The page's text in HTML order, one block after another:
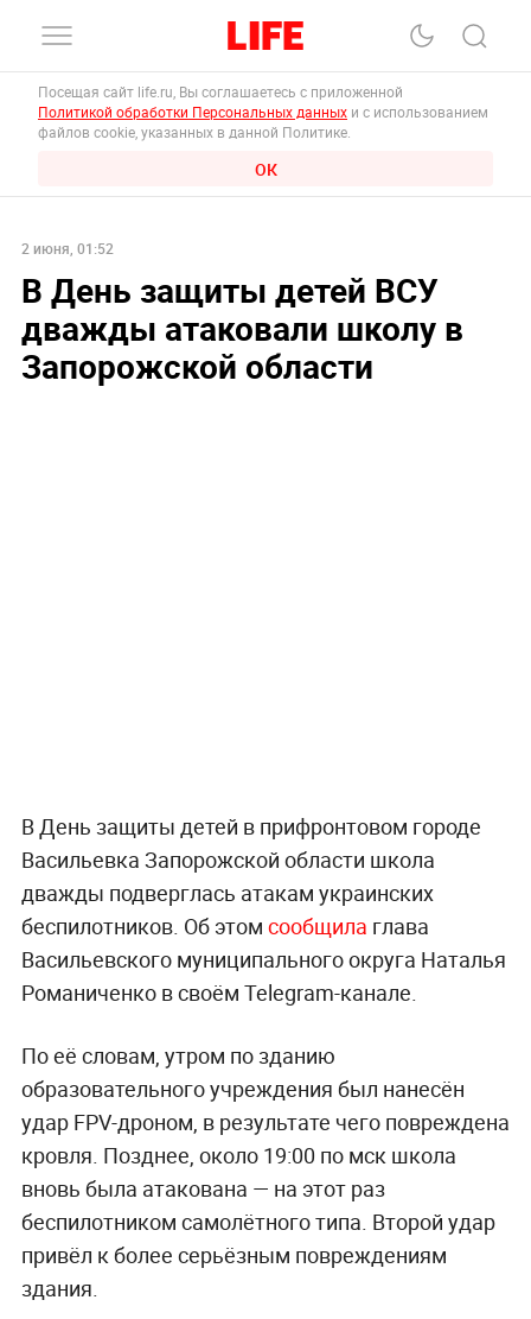
Посещая сайт life.ru, Вы соглашаетесь с приложенной
Политикой обработки Персональных данных и с использованием
файлов cookie, указанных в данной Политике.
ОК
2 июня, 01:52
В День защиты детей ВСУ
дважды атаковали школу в
Запорожской области
В День защиты детей в прифронтовом городе
Васильевка Запорожской области школа
дважды подверглась атакам украинских
беспилотников. Об этом сообщила глава
Васильевского муниципального округа Наталья
Романиченко в своём Telegram-канале.
По её словам, утром по зданию
образовательного учреждения был нанесён
удар FPV-дроном, в результате чего повреждена
кровля. Позднее, около 19:00 по мск школа
вновь была атакована — на этот раз
беспилотником самолётного типа. Второй удар
привёл к более серьёзным повреждениям
здания.